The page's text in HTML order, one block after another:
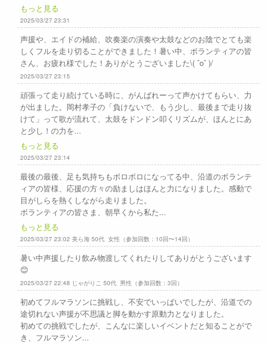
もっと見る
2025/03/27 23:31
声援や、エイドの補給、吹奏楽の演奏や太鼓などのお陰でとても楽
しくフルを走り切ることができました！暑い中、ボランティアの皆
さん、お疲れ様でした！ありがとうございました\( ˆoˆ )/
2025/03/27 23:15
頑張って走り続けている時に、がんばれーって声かけてもらい、力
が出ました。岡村孝子の「負けないで、もう少し、最後まで走り抜
けて」って歌が流れて、太鼓をドンドン叩くリズムが、ほんとにあ
と少し！の力を...
もっと見る
2025/03/27 23:14
最後の最後、足も気持ちもボロボロになってる中、沿道のボランテ
ィアの皆様、応援の方々の励ましはほんと力になりました。感動で
目がしらを熱くしながら走りました。
ボランティアの皆さま、朝早くから私た...
もっと見る
2025/03/27 23:02 美ら海 50代 女性（参加回数：10回〜14回）
暑い中声援したり飲み物渡してくれたりしてありがとうございます
😊
2025/03/27 22:48 じゃがりこ 50代 男性（参加回数：3回）
初めてフルマラソンに挑戦し、不安でいっぱいでしたが、沿道での
途切れない声援が不思議と脚を動かす原動力となりました。
初めての挑戦でしたが、こんなに楽しいイベントだと知ることがで
き、フルマラソン...